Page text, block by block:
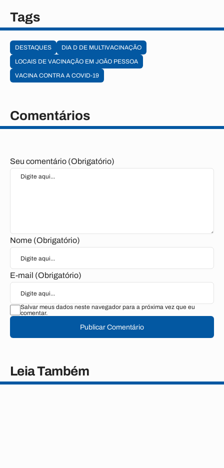
Tags
DESTAQUES
DIA D DE MULTIVACINAÇÃO
LOCAIS DE VACINAÇÃO EM JOÃO PESSOA
VACINA CONTRA A COVID-19
Comentários
Seu comentário (Obrigatório)
Nome (Obrigatório)
E-mail (Obrigatório)
Salvar meus dados neste navegador para a próxima vez que eu
comentar.
Publicar Comentário
Leia Também